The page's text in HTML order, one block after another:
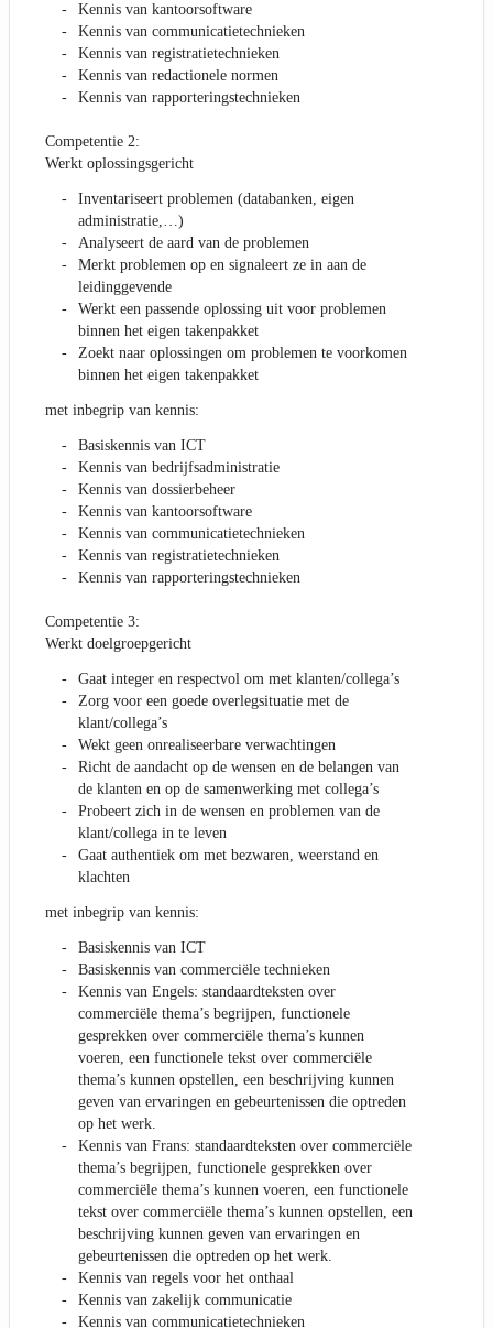
Kennis van kantoorsoftware
Kennis van communicatietechnieken
Kennis van registratietechnieken
Kennis van redactionele normen
Kennis van rapporteringstechnieken
Competentie 2:
Werkt oplossingsgericht
Inventariseert problemen (databanken, eigen
administratie,…)
Analyseert de aard van de problemen
Merkt problemen op en signaleert ze in aan de
leidinggevende
Werkt een passende oplossing uit voor problemen
binnen het eigen takenpakket
Zoekt naar oplossingen om problemen te voorkomen
binnen het eigen takenpakket
met inbegrip van kennis:
Basiskennis van ICT
Kennis van bedrijfsadministratie
Kennis van dossierbeheer
Kennis van kantoorsoftware
Kennis van communicatietechnieken
Kennis van registratietechnieken
Kennis van rapporteringstechnieken
Competentie 3:
Werkt doelgroepgericht
Gaat integer en respectvol om met klanten/collega’s
Zorg voor een goede overlegsituatie met de
klant/collega’s
Wekt geen onrealiseerbare verwachtingen
Richt de aandacht op de wensen en de belangen van
de klanten en op de samenwerking met collega’s
Probeert zich in de wensen en problemen van de
klant/collega in te leven
Gaat authentiek om met bezwaren, weerstand en
klachten
met inbegrip van kennis:
Basiskennis van ICT
Basiskennis van commerciële technieken
Kennis van Engels: standaardteksten over
commerciële thema’s begrijpen, functionele
gesprekken over commerciële thema’s kunnen
voeren, een functionele tekst over commerciële
thema’s kunnen opstellen, een beschrijving kunnen
geven van ervaringen en gebeurtenissen die optreden
op het werk.
Kennis van Frans: standaardteksten over commerciële
thema’s begrijpen, functionele gesprekken over
commerciële thema’s kunnen voeren, een functionele
tekst over commerciële thema’s kunnen opstellen, een
beschrijving kunnen geven van ervaringen en
gebeurtenissen die optreden op het werk.
Kennis van regels voor het onthaal
Kennis van zakelijk communicatie
Kennis van communicatietechnieken